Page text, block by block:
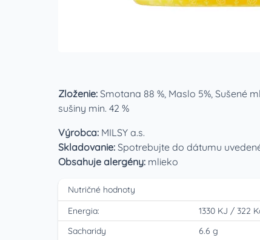
Zloženie: Smotana 88 %, Maslo 5%, Sušené
sušiny min. 42 %
Výrobca: MILSY a.s.
Skladovanie: Spotrebujte do dátumu
Obsahuje alergény: mlieko
Nutričné hodnoty
Energia:
1330 KJ / 322
Sacharidy
6.6 g